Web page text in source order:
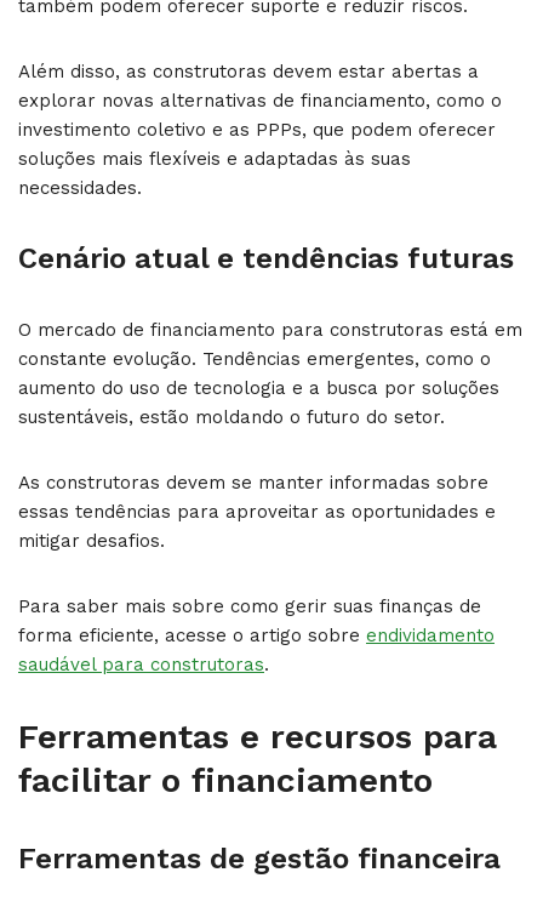
também podem oferecer suporte e reduzir riscos.
Além disso, as construtoras devem estar abertas a
explorar novas alternativas de financiamento, como o
investimento coletivo e as PPPs, que podem oferecer
soluções mais flexíveis e adaptadas às suas
necessidades.
Cenário atual e tendências futuras
O mercado de financiamento para construtoras está em
constante evolução. Tendências emergentes, como o
aumento do uso de tecnologia e a busca por soluções
sustentáveis, estão moldando o futuro do setor.
As construtoras devem se manter informadas sobre
essas tendências para aproveitar as oportunidades e
mitigar desafios.
Para saber mais sobre como gerir suas finanças de
forma eficiente, acesse o artigo sobre endividamento
saudável para construtoras.
Ferramentas e recursos para
facilitar o financiamento
Ferramentas de gestão financeira